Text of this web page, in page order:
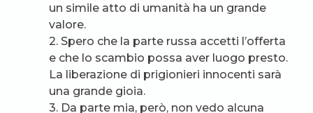
un simile atto di umanità ha un grande
valore.
2. Spero che la parte russa accetti l’offerta
e che lo scambio possa aver luogo presto.
La liberazione di prigionieri innocenti sarà
una grande gioia.
3. Da parte mia, però, non vedo alcuna